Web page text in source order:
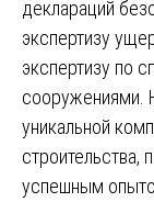
деклараций
экспертизу
экспертизу по
сооружениями.
уникальной
строительства,
успешным